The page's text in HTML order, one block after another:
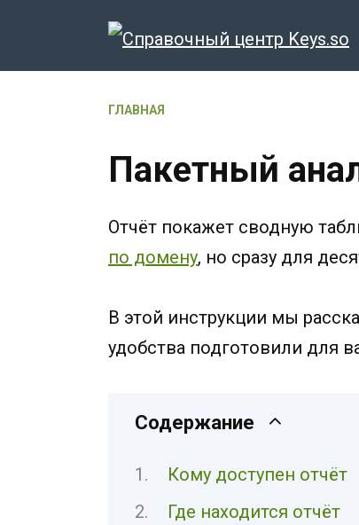
ГЛАВНАЯ
Пакетный
Отчёт покажет сводную
по домену, но сразу для
В этой инструкции мы
удобства подготовили для
Содержание
Кому доступен отчёт
Где находится отчёт